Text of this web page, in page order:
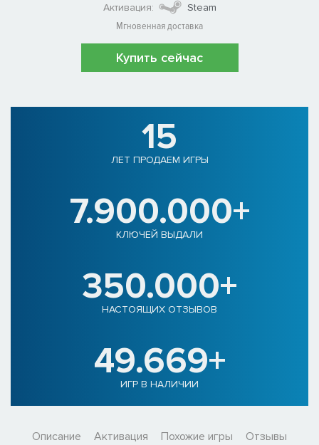
Активация:
Steam
Мгновенная доставка
Купить сейчас
15
ЛЕТ ПРОДАЕМ ИГРЫ
7.900.000+
КЛЮЧЕЙ ВЫДАЛИ
350.000+
НАСТОЯЩИХ ОТЗЫВОВ
49.669+
ИГР В НАЛИЧИИ
Описание Активация Похожие игры Отзывы